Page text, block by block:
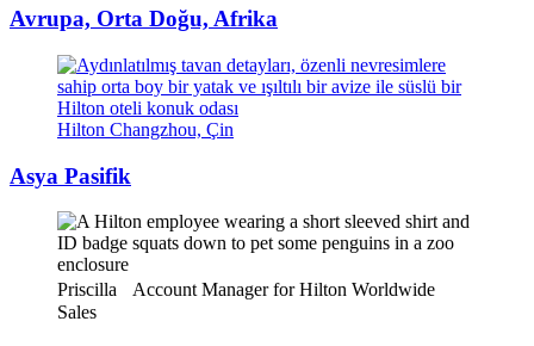
Avrupa, Orta Doğu, Afrika
Hilton Changzhou, Çin
Asya Pasifik
Priscilla Account Manager for Hilton Worldwide
Sales